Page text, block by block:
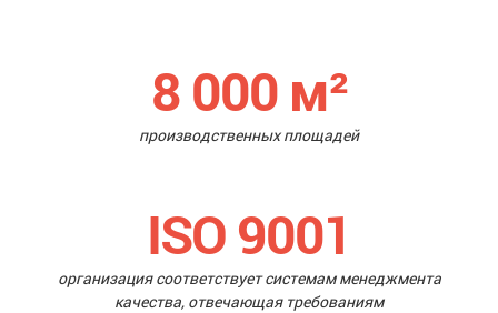
8 000 м²
производственных площадей
ISO 9001
организация соответствует системам менеджмента
качества, отвечающая требованиям